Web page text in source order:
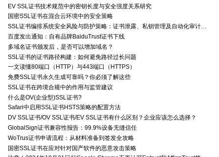
EV SSL证书技术规范中的密钥长度与安全强度关系研究
国密SSL证书在混合云环境中的安全策略
SSL证书编排系统安全风险与防护策略：证书泄露、私钥管理及自动化审计技术要点
百度发出通知：自有品牌BaiduTrust证书下线
多域名证书颁发后，是否可以增加域名？
SSL证书的证书路径构建：如何避免路径过长问题
一文读懂80端口（HTTP）与443端口（HTTPS）
免费SSL证书永久生成可靠吗？你必须了解这些
SSL证书在跨境合规中的作用与监管建议
什么是OV(企业型)SSL证书?
Safari中启用SSL证书HSTS策略的配置方法
DV SSL证书/OV SSL证书/EV SSL证书有什么区别？企业应该怎么选择？
GlobalSign证书兼容性报告：99.9%设备无缝信任
WoTrus证书申请流程：从材料准备到签发全攻略
国密SSL证书在应对针对国产软件的恶意攻击策略